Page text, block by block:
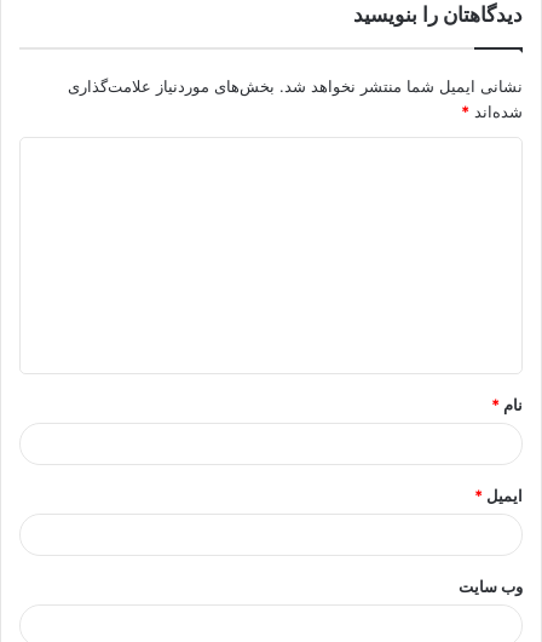
دیدگاهتان را بنویسید
نشانی ایمیل شما منتشر نخواهد شد. بخش‌های موردنیاز علامت‌گذاری
شده‌اند *
*
نام *
ایمیل *
وب‌ سایت